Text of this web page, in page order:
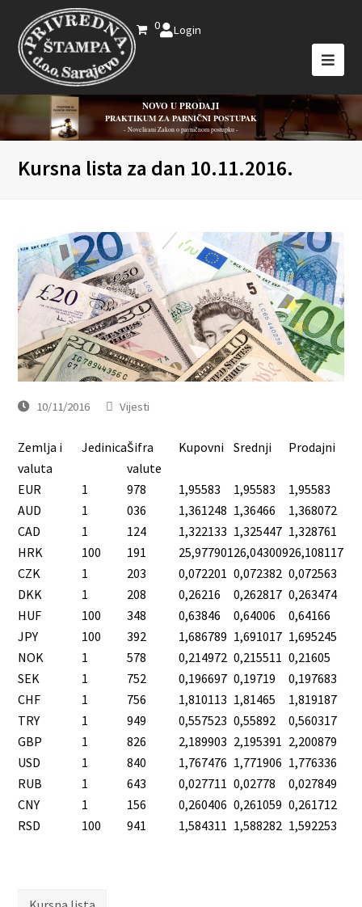
0 Login
NOVO U PRODAJI
PRAKTIKUM ZA PARNIČNI POSTUPAK
- Novelirani Zakon o parničnom postupku -
Kursna lista za dan 10.11.2016.
10/11/2016 Vijesti
Zemlja i
valuta
JedinicaŠifra
valute
Kupovni Srednji Prodajni
EUR 1 978 1,95583 1,95583
1,95583
AUD
1 036 1,361248 1,36466
1,368072
CAD
1 124 1,322133 1,325447 1,328761
HRK
100 191 25,97790126,04300926,108117
CZK
1 203 0,072201 0,072382 0,072563
DKK
1 208 0,26216 0,262817 0,263474
HUF
100 348 0,63846 0,64006
0,64166
JPY
100 392 1,686789 1,691017 1,695245
NOK
1 578 0,214972 0,215511 0,21605
SEK
1 752 0,196697 0,19719
0,197683
CHF
1 756 1,810113 1,81465
1,819187
TRY
1 949 0,557523 0,55892
0,560317
GBP
1 826 2,189903 2,195391 2,200879
USD
1 840 1,767476 1,771906 1,776336
RUB
1 643 0,027711 0,02778
0,027849
CNY
1 156 0,260406 0,261059 0,261712
RSD
100 941 1,584311 1,588282 1,592253